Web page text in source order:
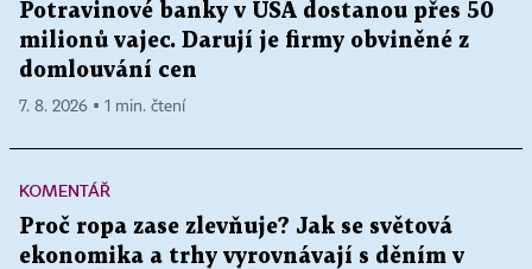
Potravinové banky v USA dostanou přes 50
milionů vajec. Darují je firmy obviněné z
domlouvání cen
7. 8. 2026 ▪ 1 min. čtení
KOMENTÁŘ
Proč ropa zase zlevňuje? Jak se světová
ekonomika a trhy vyrovnávají s děním v